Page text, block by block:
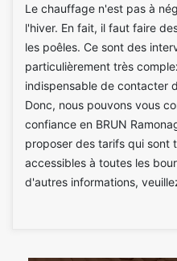
Le chauffage n'est pas à
l'hiver. En fait, il faut faire
les poêles. Ce sont des
particulièrement très
indispensable de contacter
Donc, nous pouvons vous
confiance en BRUN
proposer des tarifs qui sont
accessibles à toutes les
d'autres informations,